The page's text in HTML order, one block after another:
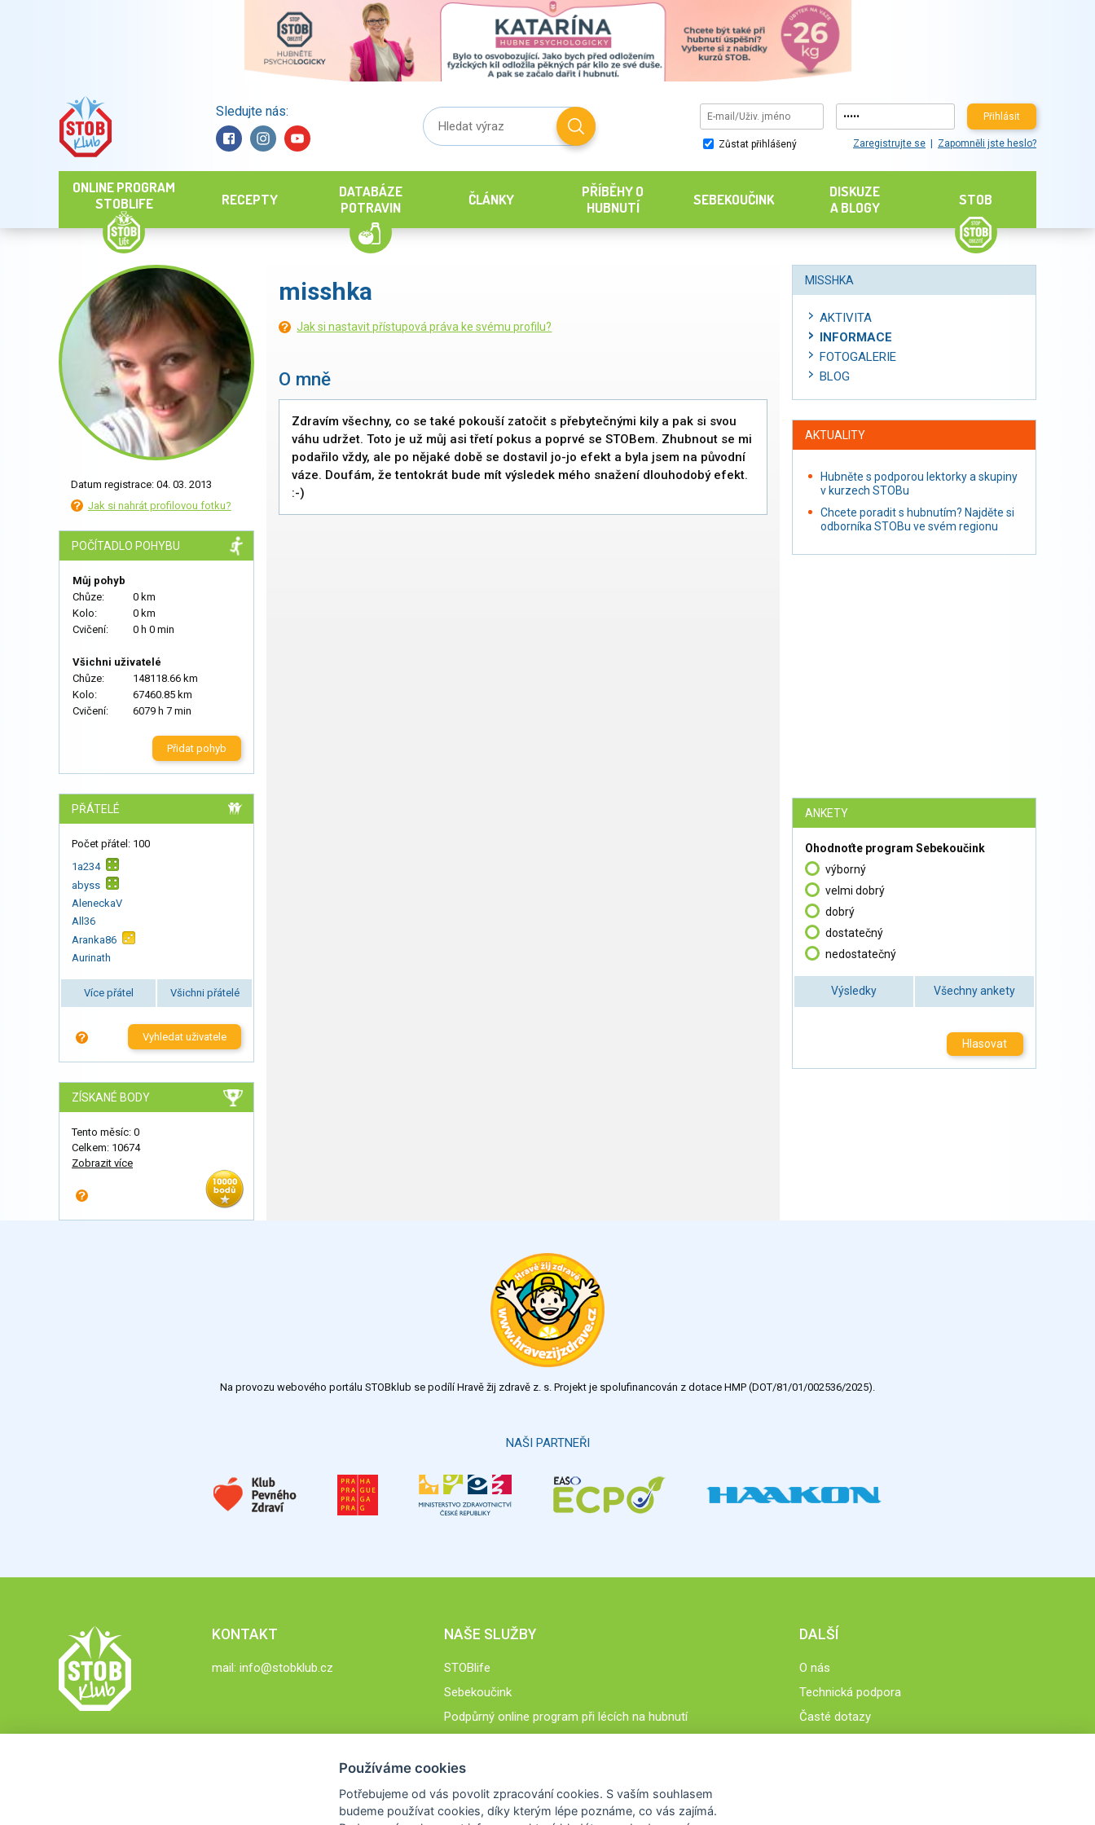
Sledujte nás: Přihlásit
Zůstat přihlášený Zaregistrujte se Zapomněli jste heslo?
ONLINE PROGRAM
STOBLIFE
RECEPTY
DATABÁZE
POTRAVIN
ČLÁNKY
PŘÍBĚHY O
HUBNUTÍ
SEBEKOUČINK
DISKUZE
A BLOGY
STOB
Datum registrace: 04. 03. 2013
Jak si nahrát profilovou fotku?
POČÍTADLO POHYBU
Můj pohyb
Chůze:
0 km
Kolo:
0 km
Cvičení:
0 h 0 min
Všichni uživatelé
Chůze:
148118.66 km
Kolo:
67460.85 km
Cvičení:
6079 h 7 min
Přidat pohyb
PŘÁTELÉ
Počet přátel: 100
1a234
abyss
AleneckaV
All36
Aranka86
Aurinath
Více přátel Všichni přátelé
Vyhledat uživatele
ZÍSKANÉ BODY
Tento měsíc: 0
Celkem: 10674
Zobrazit více
misshka
Jak si nastavit přístupová práva ke svému profilu?
O mně
Zdravím všechny, co se také pokouší zatočit s přebytečnými kily a pak si svou
váhu udržet. Toto je už můj asi třetí pokus a poprvé se STOBem. Zhubnout se mi
podařilo vždy, ale po nějaké době se dostavil jo-jo efekt a byla jsem na původní
váze. Doufám, že tentokrát bude mít výsledek mého snažení dlouhodobý efekt.
:-)
MISSHKA
AKTIVITA
INFORMACE
FOTOGALERIE
BLOG
AKTUALITY
Hubněte s podporou lektorky a skupiny
v kurzech STOBu
Chcete poradit s hubnutím? Najděte si
odborníka STOBu ve svém regionu
ANKETY
Ohodnoťte program Sebekoučink
výborný
velmi dobrý
dobrý
dostatečný
nedostatečný
Výsledky Všechny ankety
Hlasovat
Na provozu webového portálu STOBklub se podílí Hravě žij zdravě z. s. Projekt je spolufinancován z dotace HMP (DOT/81/01/002536/2025).
NAŠI PARTNEŘI
KONTAKT
mail: info@stobklub.cz
NAŠE SLUŽBY
STOBlife
Sebekoučink
Podpůrný online program při lécích na hubnutí
DALŠÍ
O nás
Technická podpora
Časté dotazy
Používáme cookies
Potřebujeme od vás povolit zpracování cookies. S vaším souhlasem
budeme používat cookies, díky kterým lépe poznáme, co vás zajímá.